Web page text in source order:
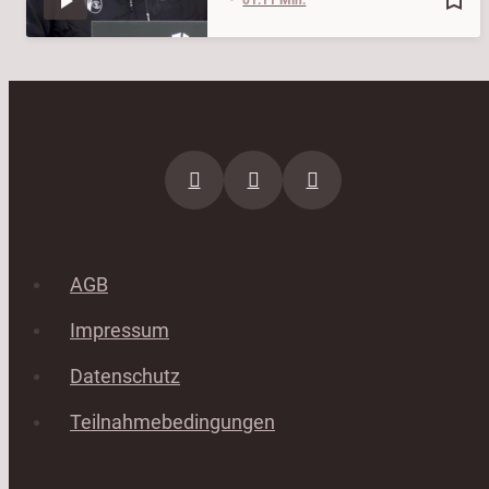
AGB
Impressum
Datenschutz
Teilnahmebedingungen